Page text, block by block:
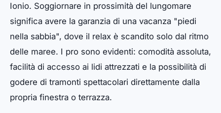
Ionio. Soggiornare in prossimità del lungomare
significa avere la garanzia di una vacanza "piedi
nella sabbia", dove il relax è scandito solo dal ritmo
delle maree. I pro sono evidenti: comodità assoluta,
facilità di accesso ai lidi attrezzati e la possibilità di
godere di tramonti spettacolari direttamente dalla
propria finestra o terrazza.